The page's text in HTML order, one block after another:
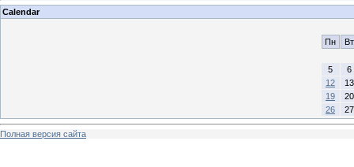
Calendar
Пн Вт
5
6
12
13
19
20
26
27
Полная версия сайта